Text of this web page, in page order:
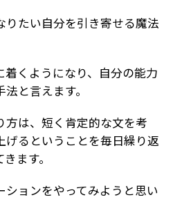
りたい自分を引き寄せる魔法
くようになり、自分の能力
と言えます。
方は、短く肯定的な文を考
げるということを毎日繰り返
ます。
ョンをやってみようと思い